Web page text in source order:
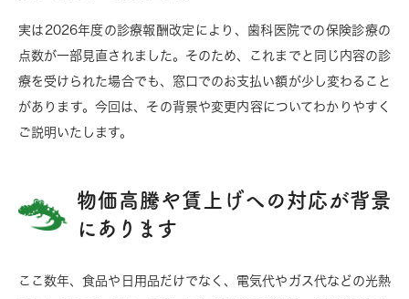
実は2026年度の診療報酬改定により、歯科医院での保険診療の
点数が一部見直されました。そのため、これまでと同じ内容の診
療を受けられた場合でも、窓口でのお支払い額が少し変わること
があります。今回は、その背景や変更内容についてわかりやすく
ご説明いたします。
物価高騰や賃上げへの対応が背景
にあります
ここ数年、食品や日用品だけでなく、電気代やガス代などの光熱